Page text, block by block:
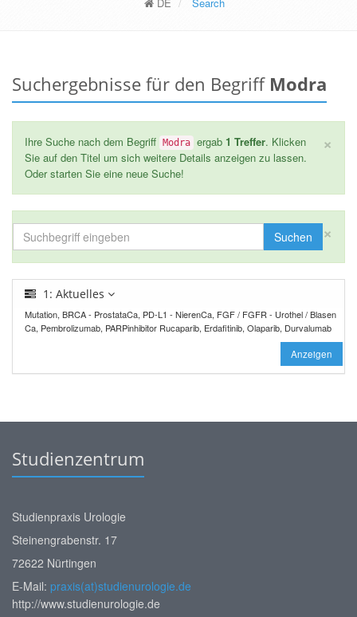
Suchergebnisse für den Begriff Modra
×
Ihre Suche nach dem Begriff Modra ergab 1 Treffer. Klicken
Sie auf den Titel um sich weitere Details anzeigen zu lassen.
Oder starten Sie eine neue Suche!
×
Suchen
1: Aktuelles
Mutation, BRCA - ProstataCa, PD-L1 - NierenCa, FGF / FGFR - Urothel / Blasen
Ca, Pembrolizumab, PARPinhibitor Rucaparib, Erdafitinib, Olaparib, Durvalumab
Anzeigen
Studienzentrum
Studienpraxis Urologie
Steinengrabenstr. 17
72622 Nürtingen
E-Mail: praxis(at)studienurologie.de
http://www.studienurologie.de